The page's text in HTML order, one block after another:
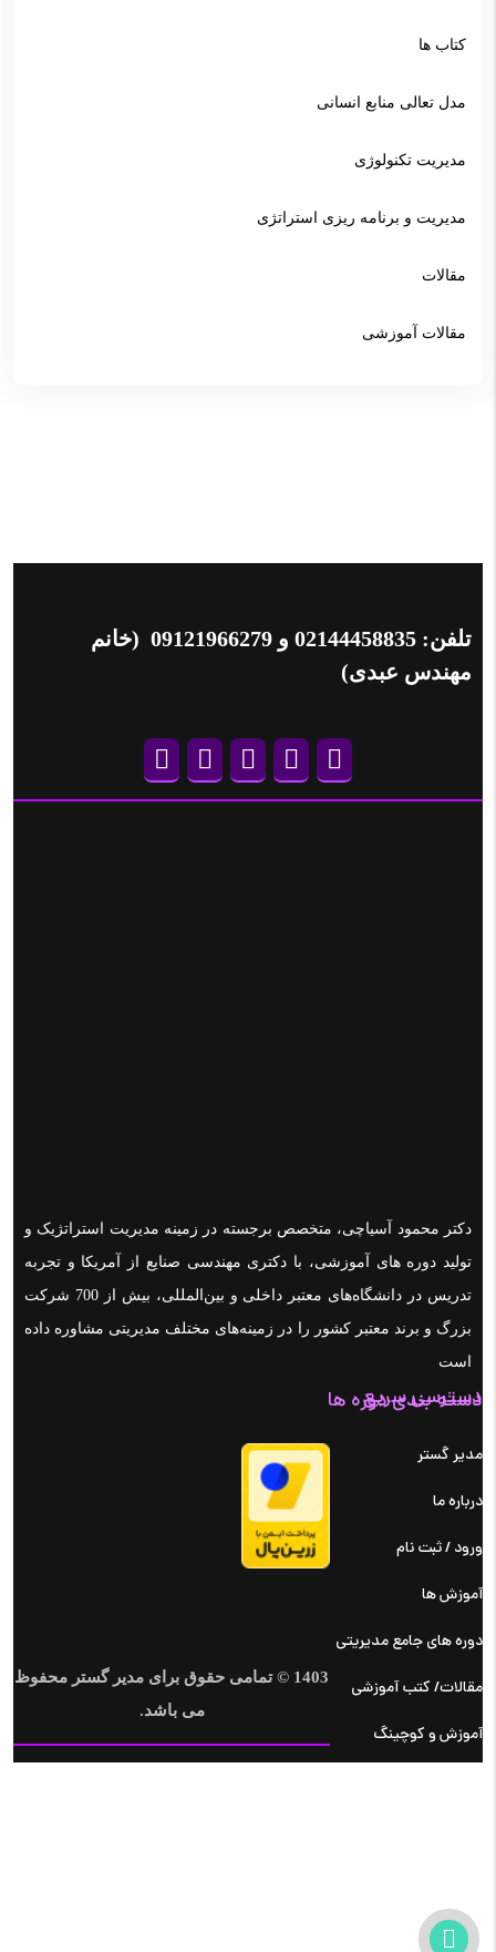
کتاب ها
مدل تعالی منابع انسانی
مدیریت تکنولوژی
مدیریت و برنامه ریزی استراتژی
مقالات
مقالات آموزشی
تلفن: 02144458835 و 09121966279 (خانم
مهندس عبدی)
دکتر محمود آسیاچی، متخصص برجسته در زمینه مدیریت استراتژیک و
تولید دوره های آموزشی، با دکتری مهندسی صنایع از آمریکا و تجربه
تدریس در دانشگاه‌های معتبر داخلی و بین‌المللی، بیش از 700 شرکت
بزرگ و برند معتبر کشور را در زمینه‌های مختلف مدیریتی مشاوره داده
است
دسترسی سریع
مدیر گستر
درباره ما
ورود / ثبت نام
آموزش ها
دوره های جامع مدیریتی
مقالات/ کتب آموزشی
آموزش و کوچینگ
دسته بندی دوره ها
رهبری
1403 © تمامی حقوق برای مدیر گستر محفوظ
می باشد.